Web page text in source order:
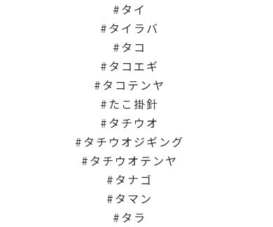
タイ
タイラバ
タコ
タコエギ
タコテンヤ
たこ掛針
タチウオ
タチウオジギング
タチウオテンヤ
タナゴ
タマン
タラ